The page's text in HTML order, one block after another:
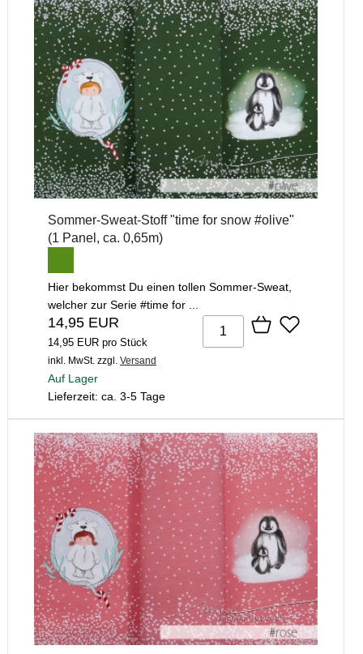
Sommer-Sweat-Stoff "time for snow #olive"
(1 Panel, ca. 0,65m)
Hier bekommst Du einen tollen Sommer-Sweat,
welcher zur Serie #time for ...
14,95 EUR
14,95 EUR pro Stück
inkl. MwSt. zzgl. Versand
Auf Lager
Lieferzeit: ca. 3-5 Tage